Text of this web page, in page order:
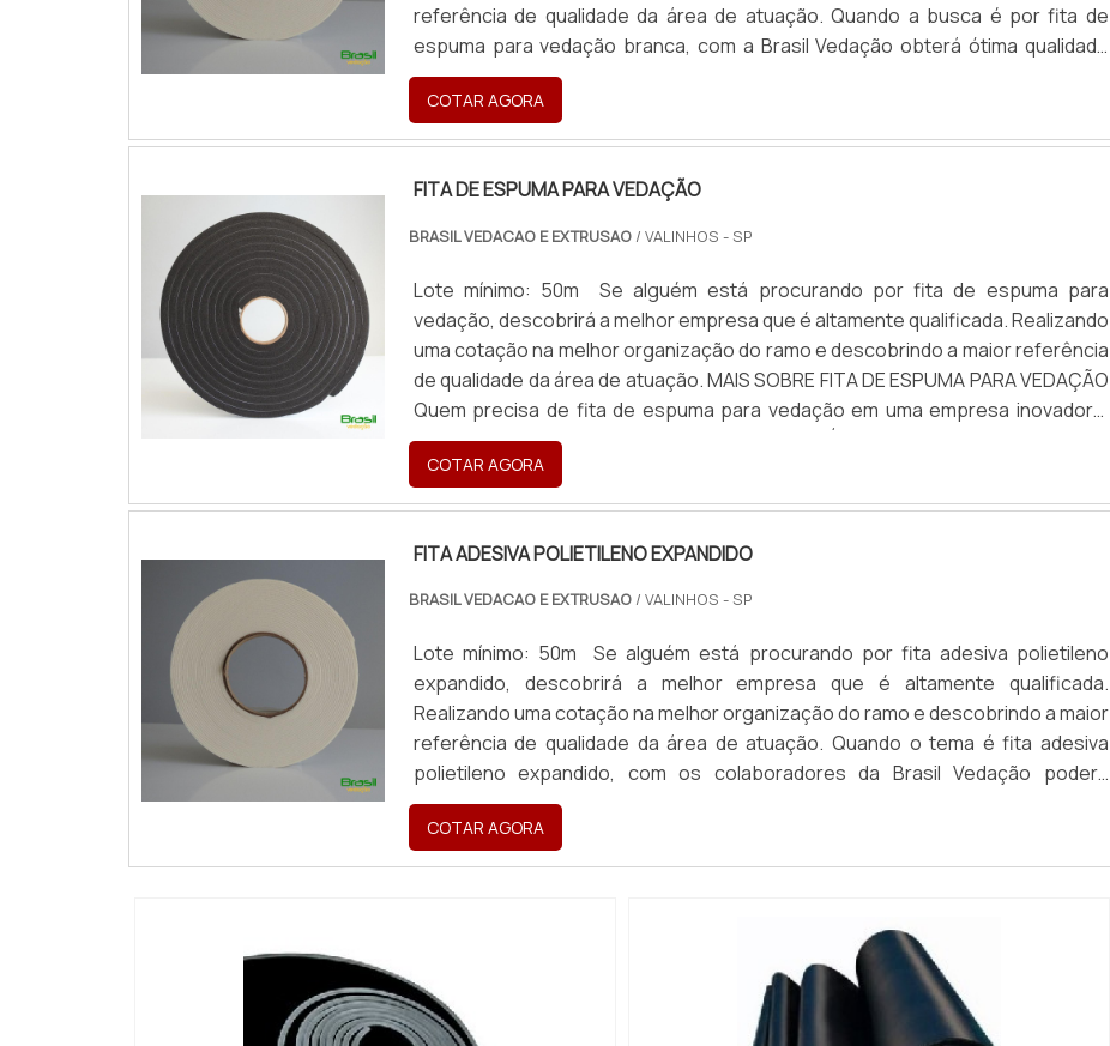
referência de qualidade da área de atuação. Quando a busca é por fita de
espuma para vedação branca, com a Brasil Vedação obterá ótima qualidade
com cores sólidas e duráveis, que não desbotam ou amarelam. MAIS SOBRE
FITA DE ESPUM...
COTAR AGORA
FITA DE ESPUMA PARA VEDAÇÃO
BRASIL VEDACAO E EXTRUSAO / VALINHOS - SP
Lote mínimo: 50m Se alguém está procurando por fita de espuma para
vedação, descobrirá a melhor empresa que é altamente qualificada. Realizando
uma cotação na melhor organização do ramo e descobrindo a maior referência
de qualidade da área de atuação. MAIS SOBRE FITA DE ESPUMA PARA VEDAÇÃO
Quem precisa de fita de espuma para vedação em uma empresa inovadora,
consegue encontrar o site da Brasil Vedação. É possível encontrar borrachas
fa...
COTAR AGORA
FITA ADESIVA POLIETILENO EXPANDIDO
BRASIL VEDACAO E EXTRUSAO / VALINHOS - SP
Lote mínimo: 50m Se alguém está procurando por fita adesiva polietileno
expandido, descobrirá a melhor empresa que é altamente qualificada.
Realizando uma cotação na melhor organização do ramo e descobrindo a maior
referência de qualidade da área de atuação. Quando o tema é fita adesiva
polietileno expandido, com os colaboradores da Brasil Vedação poderá
encontrar excelente custo-benefício com cores sólidas e duráveis, que não
desbotam...
COTAR AGORA